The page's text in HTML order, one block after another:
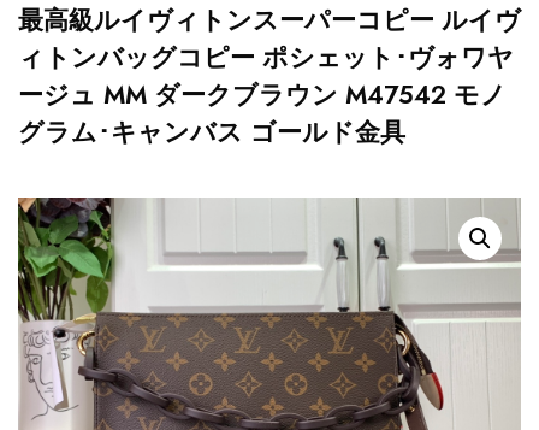
最高級ルイヴィトンスーパーコピー ルイヴ
ィトンバッグコピー ポシェット･ヴォワヤ
ージュ MM ダークブラウン M47542 モノ
グラム･キャンバス ゴールド金具